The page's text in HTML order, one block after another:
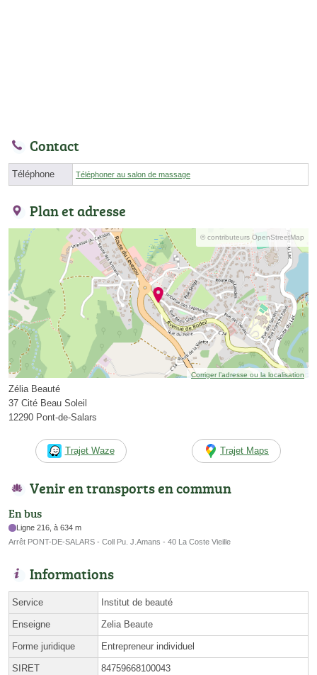
Contact
Téléphone Téléphoner au salon de massage
Plan et adresse
© contributeurs OpenStreetMap
Corriger l’adresse ou la localisation
Zélia Beauté
37 Cité Beau Soleil
12290 Pont-de-Salars
Trajet Waze Trajet Maps
Venir en transports en commun
En bus
Ligne 216, à 634 m
Arrêt PONT-DE-SALARS - Coll Pu. J.Amans - 40 La Coste Vieille
Informations
Service Institut de beauté
Enseigne Zelia Beaute
Forme juridique Entrepreneur individuel
SIRET 84759668100043